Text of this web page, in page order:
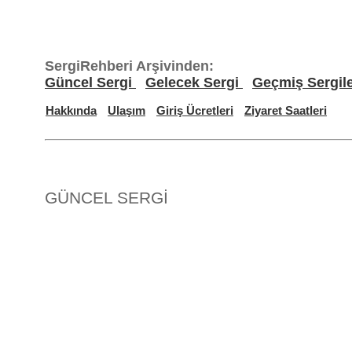
SergiRehberi Arşivinden:
Güncel Sergi
Gelecek Sergi Geçmiş
Hakkında Ulaşım Giriş Ücretleri Ziyaret Saatleri
GÜNCEL SERGİ